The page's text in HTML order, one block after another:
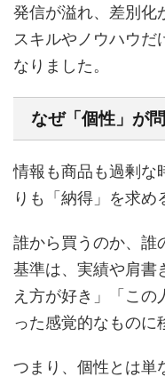
発信が溢れ、差別化
スキルやノウハウだ
なりました。
なぜ「個性」が
情報も商品も過剰な
りも「納得」を求め
誰から買うのか、誰
基準は、実績や肩書
え方が好き」「この
った感覚的なものに
つまり、個性とは単